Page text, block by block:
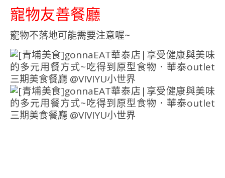
寵物友善餐廳
寵物不落地可能需要注意喔~